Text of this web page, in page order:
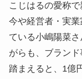
こじはるの愛称
今や経営者・実
ている小嶋陽菜
がらも、ブラン
踏まえると、1億